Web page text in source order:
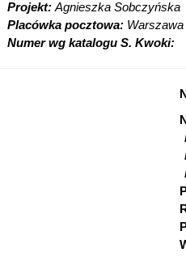
Projekt: Agnieszka Sobczyńska
Placówka pocztowa: Warszawa
Numer wg katalogu S. Kwoki: